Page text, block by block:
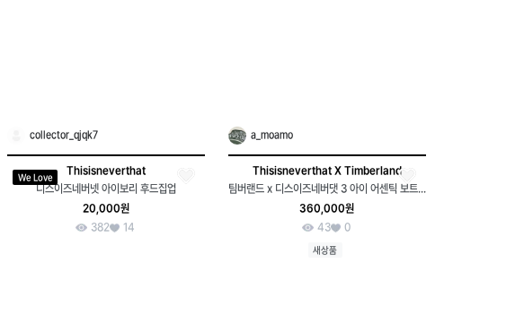
collector_qjqk7
We Love
Thisisneverthat
디스이즈네버넷 아이보리 후드집업
20,000원
382
14
a_moamo
Thisisneverthat X Timberland
360,000원
43
0
새상품